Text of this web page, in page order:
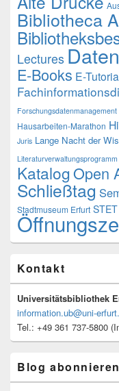
Bibliotheca
Lectures
E-Books E-
Forschungsdatenmanagement
Hausarbeiten-Marathon
Juris Lange Nacht der
Literaturverwaltungsprogramm
KatalogOpen
Schließtag
Stadtmuseum Erfurt STET
Kontakt
Universitätsbibliothek
information.ub@uni-
Tel.: +49 361 737-5800
Blog abonnieren